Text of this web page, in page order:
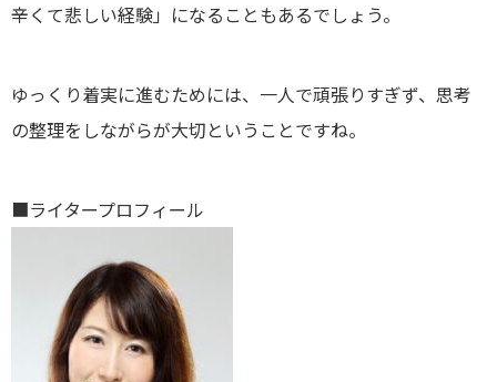
辛くて悲しい経験」になることもあるでしょう。
ゆっくり着実に進むためには、一人で頑張りすぎず、思考
の整理をしながらが大切ということですね。
■ライタープロフィール